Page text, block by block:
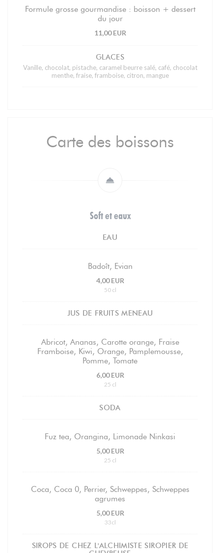
Formule grosse gourmandise : boisson + dessert
du jour
11,00 EUR
GLACES
Vanille, chocolat, pistache, caramel beurre salé, café, chocolat
menthe, fraise, framboise, citron, mangue
Carte des boissons
Soft et eaux
EAU
Badoît, Evian
4,00 EUR
50 cl
JUS DE FRUITS MENEAU
Abricot, Ananas, Carotte orange, Fraise
Framboise, Kiwi, Orange, Pamplemousse,
Pomme, Tomate
6,00 EUR
25 cl
SODA
Fuz tea, Orangina, Limonade Ninkasi
5,00 EUR
25 cl
Coca, Coca 0, Perrier, Schweppes, Schweppes
agrumes
5,00 EUR
33cl
SIROPS DE CHEZ L'ALCHIMISTE SIROPIER DE